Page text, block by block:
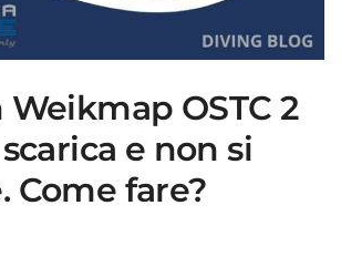
OSTC 2
e non si
Come fare?